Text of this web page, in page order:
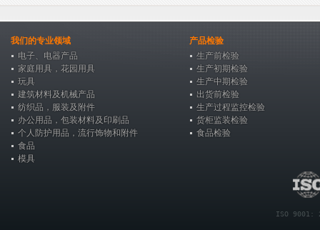
我们的专业领域
电子、电器产品
家庭用具，花园用具
玩具
建筑材料及机械产品
纺织品，服装及附件
办公用品，包装材料及印刷品
个人防护用品，流行饰物和附件
食品
模具
产品检验
生产前检验
生产初期检验
生产中期检验
出货前检验
生产过程监控检验
货柜监装检验
食品检验
ISO 9001: